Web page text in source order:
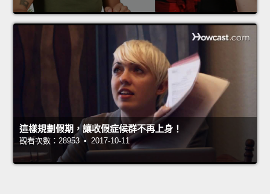
這樣規劃假期，讓收假症候群不再上身！
觀看次數：28953 • 2017-10-11